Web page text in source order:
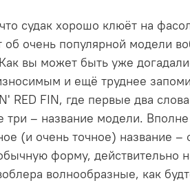
судак хорошо клюёт на
об очень популярной модели
вы может быть уже
и ещё труднее
RED FIN, где первые два
– название модели. Вполне
(и очень точное) название –
форму, действительно
волнообразные, как